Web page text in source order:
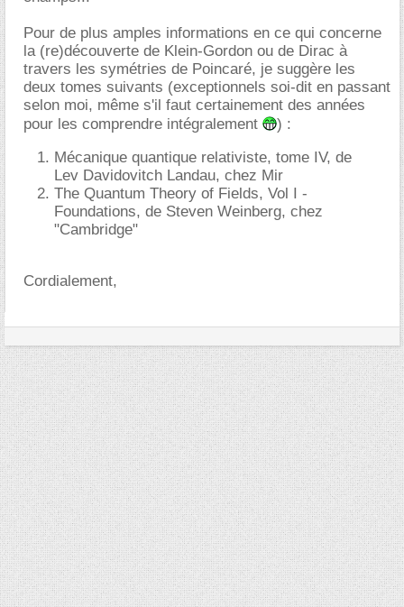
Pour de plus amples informations en ce qui concerne
la (re)découverte de Klein-Gordon ou de Dirac à
travers les symétries de Poincaré, je suggère les
deux tomes suivants (exceptionnels soi-dit en passant
selon moi, même s'il faut certainement des années
pour les comprendre intégralement
) :
Mécanique quantique relativiste, tome IV, de
Lev Davidovitch Landau, chez Mir
The Quantum Theory of Fields, Vol I -
Foundations, de Steven Weinberg, chez
"Cambridge"
Cordialement,